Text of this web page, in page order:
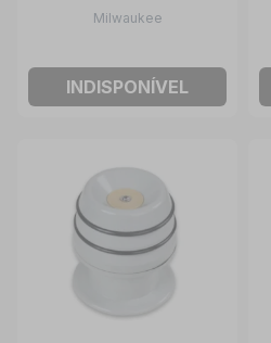
Carregador Bivolt e Maleta
Milwaukee
INDISPONÍVEL